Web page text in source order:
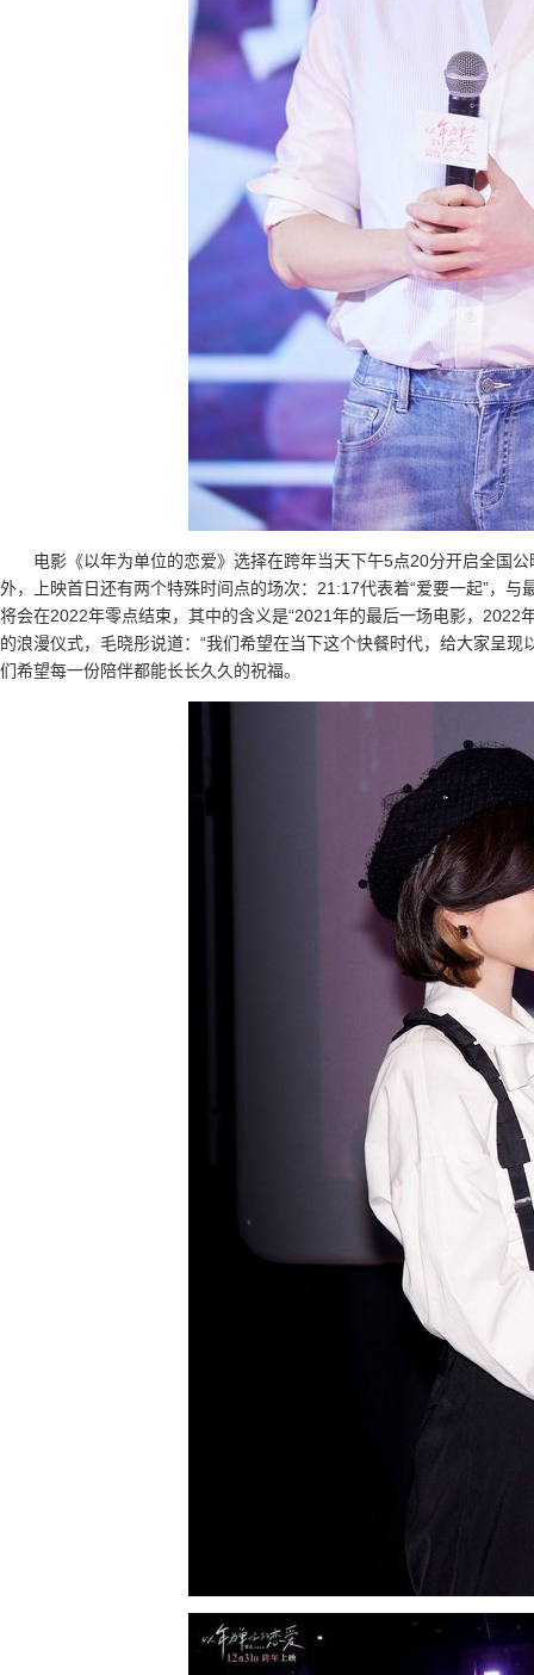
电影《以年为单位的恋爱》选择在跨年当天下午5点20分开启全国
外，上映首日还有两个特殊时间点的场次：21:17代表着“爱要一起”，
将会在2022年零点结束，其中的含义是“2021年的最后一场电影，2022
的浪漫仪式，毛晓彤说道：“我们希望在当下这个快餐时代，给大家呈
们希望每一份陪伴都能长长久久的祝福。